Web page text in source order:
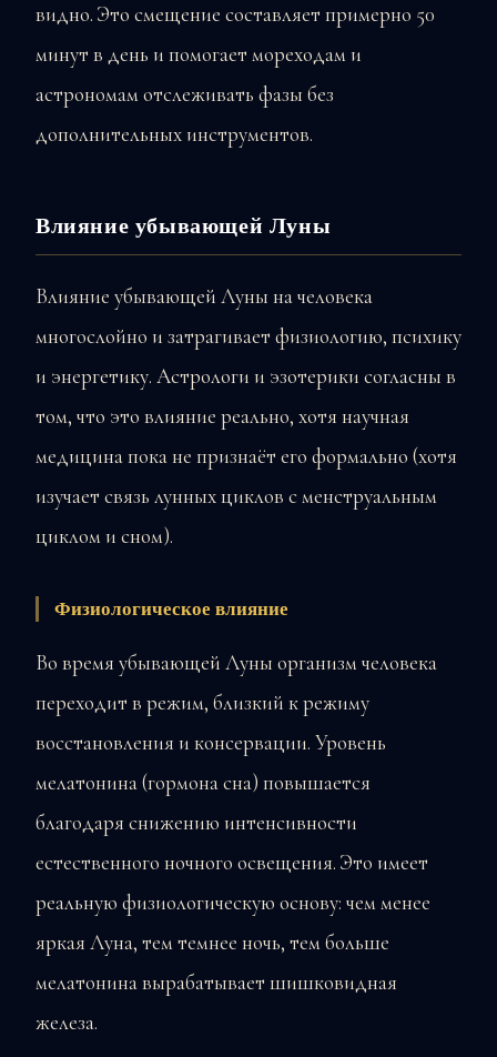
видно. Это смещение составляет примерно 50
минут в день и помогает мореходам и
астрономам отслеживать фазы без
дополнительных инструментов.
Влияние убывающей Луны
Влияние убывающей Луны на человека
многослойно и затрагивает физиологию, психику
и энергетику. Астрологи и эзотерики согласны в
том, что это влияние реально, хотя научная
медицина пока не признаёт его формально (хотя
изучает связь лунных циклов с менструальным
циклом и сном).
Физиологическое влияние
Во время убывающей Луны организм человека
переходит в режим, близкий к режиму
восстановления и консервации. Уровень
мелатонина (гормона сна) повышается
благодаря снижению интенсивности
естественного ночного освещения. Это имеет
реальную физиологическую основу: чем менее
яркая Луна, тем темнее ночь, тем больше
мелатонина вырабатывает шишковидная
железа.